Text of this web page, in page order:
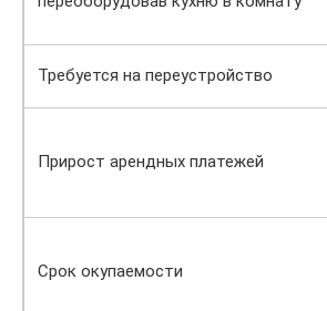
Требуется на переустройство
Прирост арендных платежей
Срок окупаемости